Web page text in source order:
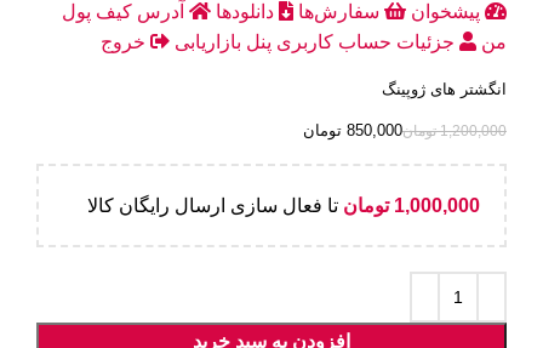
پیشخوان سفارش‌ها دانلودها آدرس کیف پول
من
جزئیات حساب کاربری پنل بازاریابی خروج
انگشتر های ژوپینگ
1,200,000 تومان850,000 تومان
1,000,000 تومان تا فعال سازی ارسال رایگان کالا
افزودن به سبد خرید